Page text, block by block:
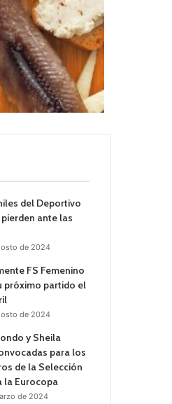
del Deportivo
ante las
de 2024
FS Femenino
próximo partido el
de 2024
y Sheila
para los
de la Selección
la Eurocopa
de 2024